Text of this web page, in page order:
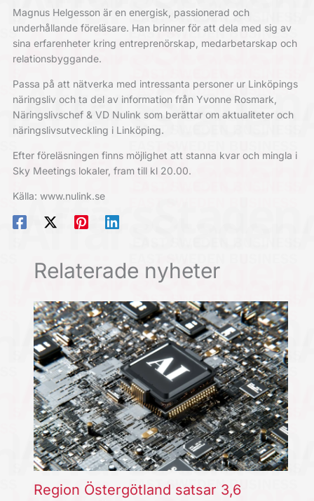
Magnus Helgesson är en energisk, passionerad och
underhållande föreläsare. Han brinner för att dela med sig av
sina erfarenheter kring entreprenörskap, medarbetarskap och
relationsbyggande.
Passa på att nätverka med intressanta personer ur Linköpings
näringsliv och ta del av information från Yvonne Rosmark,
Näringslivschef & VD Nulink som berättar om aktualiteter och
näringslivsutveckling i Linköping.
Efter föreläsningen finns möjlighet att stanna kvar och mingla i
Sky Meetings lokaler, fram till kl 20.00.
Källa: www.nulink.se
Relaterade nyheter
Region Östergötland satsar 3,6